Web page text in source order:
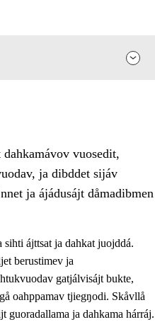
moattevuohta
vuosedit,
ja dibddet sijáv
ja ájádusájt dåmadibmen
ájttsat ja dahkat juojddá.
berustimev ja
gatjálvisájt bukte,
oahppamav tjiegŋodi. Skåvllå
guoradallama ja dahkama hárráj.